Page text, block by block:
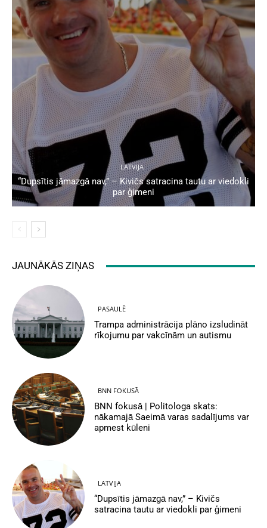
LATVIJA
“Dupsītis jāmazgā nav,” – Kivičs satracina tautu ar viedokli
par ģimeni
JAUNĀKĀS ZIŅAS
PASAULĒ
Trampa administrācija plāno izsludināt
rīkojumu par vakcīnām un autismu
BNN FOKUSĀ
BNN fokusā | Politologa skats:
nākamajā Saeimā varas sadalījums var
apmest kūleni
LATVIJA
“Dupsītis jāmazgā nav,” – Kivičs
satracina tautu ar viedokli par ģimeni